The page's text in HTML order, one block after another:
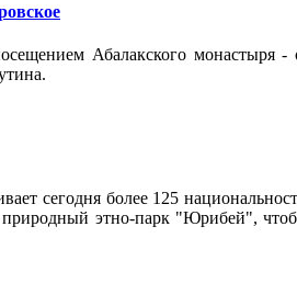
Абалакского
сегодня более 125
этно-парк "Юрибей",